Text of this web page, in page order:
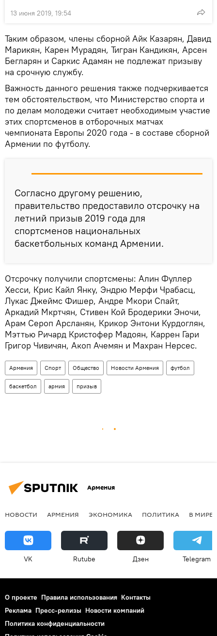
13 июня 2019, 19:54
Таким образом, члены сборной Айк Казарян, Давид
Марикян, Карен Мурадян, Тигран Кандикян, Арсен
Бегларян и Саркис Адамян не подлежат призыву
на срочную службу.
Важность данного решения также подчеркивается
тем обстоятельством, что Министерство спорта и
по делам молодежи считает необходимым участие
этих спортсменов в отборочных матчах
чемпионата Европы 2020 года - в составе сборной
Армении по футболу.
Согласно другому решению,
правительство предоставило отсрочку на
летний призыв 2019 года для
спортсменов национальных
баскетбольных команд Армении.
Отсрочку получили спортсмены: Алин Фуллер
Хесси, Крис Кайл Янку, Эндрю Мерфи Чрабасц,
Лукас Джеймс Фишер, Андре Мкори Спайт,
Аркадий Мкртчян, Стивен Кой Бродерики Эночи,
Арам Сероп Арсланян, Крикор Энтони Курдоглян,
Мэттью Ричард Кристофер Мадоян, Каррен Гари
Григор Чивичян, Акоп Ачемян и Махран Нерсес.
Армения Спорт Общество Новости Армения футбол
баскетбол армия призыв
Армения
НОВОСТИ АРМЕНИЯ ЭКОНОМИКА ПОЛИТИКА В МИРЕ
VK Rutube Дзен Telegram
О проекте Правила использования Контакты
Реклама Пресс-релизы Новости компаний
Политика конфиденциальности